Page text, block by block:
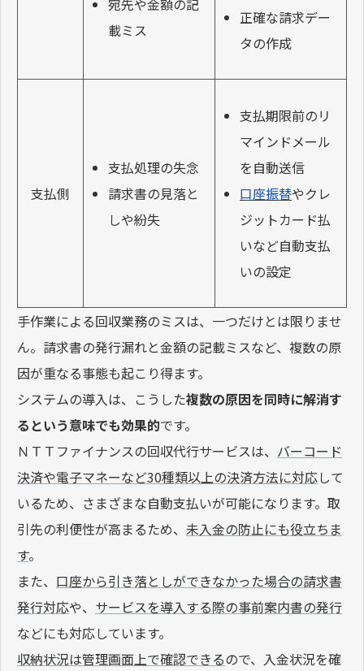
宛先や金額の記
載ミス
正確な請求デー
タの作成
支払側
支払処理の失念
請求書の見落と
しや紛失
支払期限前のリ
マインドメール
を自動送信
口座振替やクレ
ジットカード払
いなど自動支払
いの設定
手作業による回収業務のミスは、一つだけとは限りませ
ん。請求書の発行漏れと金額の記載ミスなど、複数の原
因が重なる事態も起こり得ます。
システムの導入は、こうした複数の原因を同時に解消す
るという意味でも効果的です。
ＮＴＴファイナンスの回収代行サービスは、 バーコード
決済や電子マネーなど30種類以上の決済方法に対応して
いるため、さまざまな自動支払いが可能になります。取
引先の利便性が高まるため、 未入金の防止にも役立ちま
す。
また、 口座から引き落としができなかった場合の請求書
発行対応や、 サービスを導入する際の事前案内書の発行
などにも対応しています。
収納状況は管理画面上で確認できるので、入金状況を確